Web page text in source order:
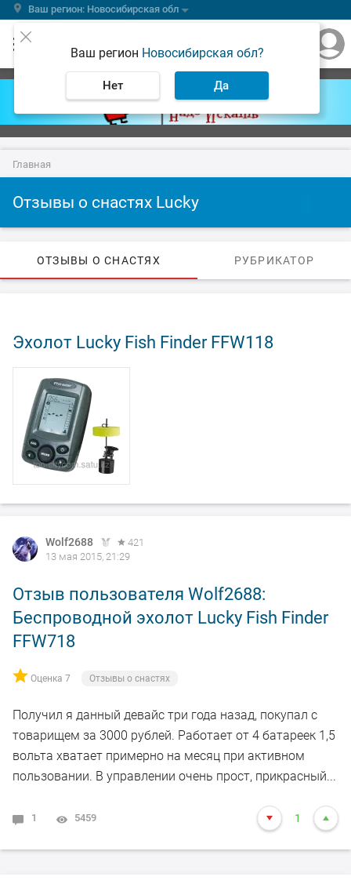
Ваш регион: Новосибирская обл
Ваш регион Новосибирская обл?
Нет Да
Главная
Отзывы о снастях Lucky
ОТЗЫВЫ О СНАСТЯХ РУБРИКАТОР
Эхолот Lucky Fish Finder FFW118
Wolf2688
421
13 мая 2015, 21:29
Отзыв пользователя Wolf2688:
Беспроводной эхолот Lucky Fish Finder
FFW718
Оценка 7 Отзывы о снастях
Получил я данный девайс три года назад, покупал с
товарищем за 3000 рублей. Работает от 4 батареек 1,5
вольта хватает примерно на месяц при активном
пользовании. В управлении очень прост, прикрасный...
1 5459 1